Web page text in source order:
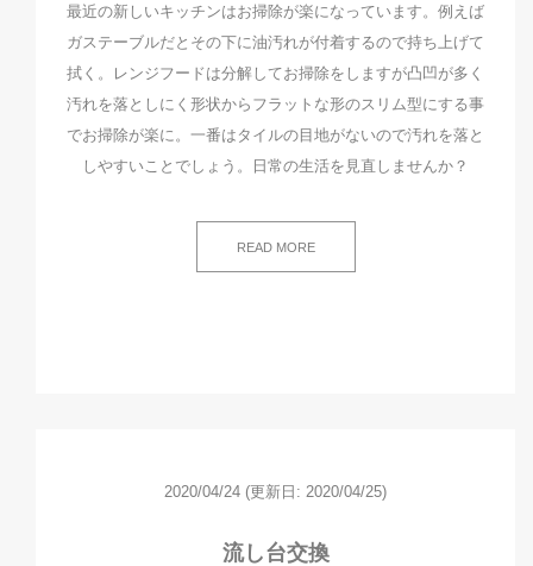
最近の新しいキッチンはお掃除が楽になっています。例えば
ガステーブルだとその下に油汚れが付着するので持ち上げて
拭く。レンジフードは分解してお掃除をしますが凸凹が多く
汚れを落としにく形状からフラットな形のスリム型にする事
でお掃除が楽に。一番はタイルの目地がないので汚れを落と
しやすいことでしょう。日常の生活を見直しませんか？
READ MORE
2020/04/24 (更新日: 2020/04/25)
流し台交換